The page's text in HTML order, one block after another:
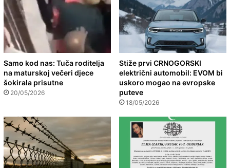
Samo kod nas: Tuča roditelja
na maturskoj večeri djece
šokirala prisutne
20/05/2026
Stiže prvi CRNOGORSKI
električni automobil: EVOM bi
uskoro mogao na evropske
puteve
18/05/2026